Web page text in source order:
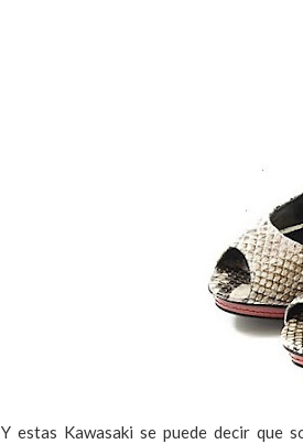
Y estas Kawasaki se puede decir que